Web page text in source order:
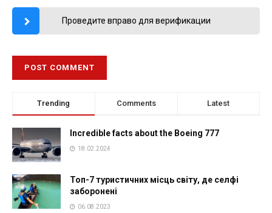
Проведите вправо для верификации
Trending Comments Latest
Incredible facts about the Boeing 777
18.02.2024
Топ-7 туристичних місць світу, де селфі
заборонені
06.08.2023